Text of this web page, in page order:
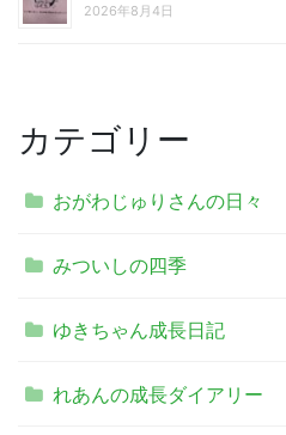
2026年8月4日
カテゴリー
おがわじゅりさんの日々
みついしの四季
ゆきちゃん成長日記
れあんの成長ダイアリー